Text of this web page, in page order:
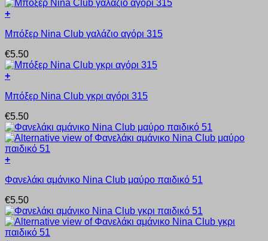
επιλεγούν
στη
σελίδα
του
προϊόντος
πολλαπλές
παραλλαγές.
επιλογές
να
επιλεγούν
στη
σελίδα
του
προϊόντος
+
το
έχει
πολλαπλές
παραλλαγές.
επιλογές
να
επιλεγούν
στη
σελίδα
του
προϊόντος
Μπόξερ Nina Club γαλάζιο αγόρι 315
€5.50
+
το
έχει
πολλαπλές
παραλλαγές.
Οι
επιλογές
να
στη
σελίδα
του
προϊόντος
Μπόξερ Nina Club γκρι αγόρι 315
€5.50
+
το
έχει
πολλαπλές
παραλλαγές.
Οι
Φανελάκι αμάνικο Nina Club μαύρο παιδικό 51
€5.50